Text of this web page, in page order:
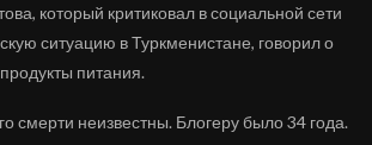
который критиковал в социальной сети
ситуацию в Туркменистане, говорил о
питания.
смерти неизвестны. Блогеру было 34 года.